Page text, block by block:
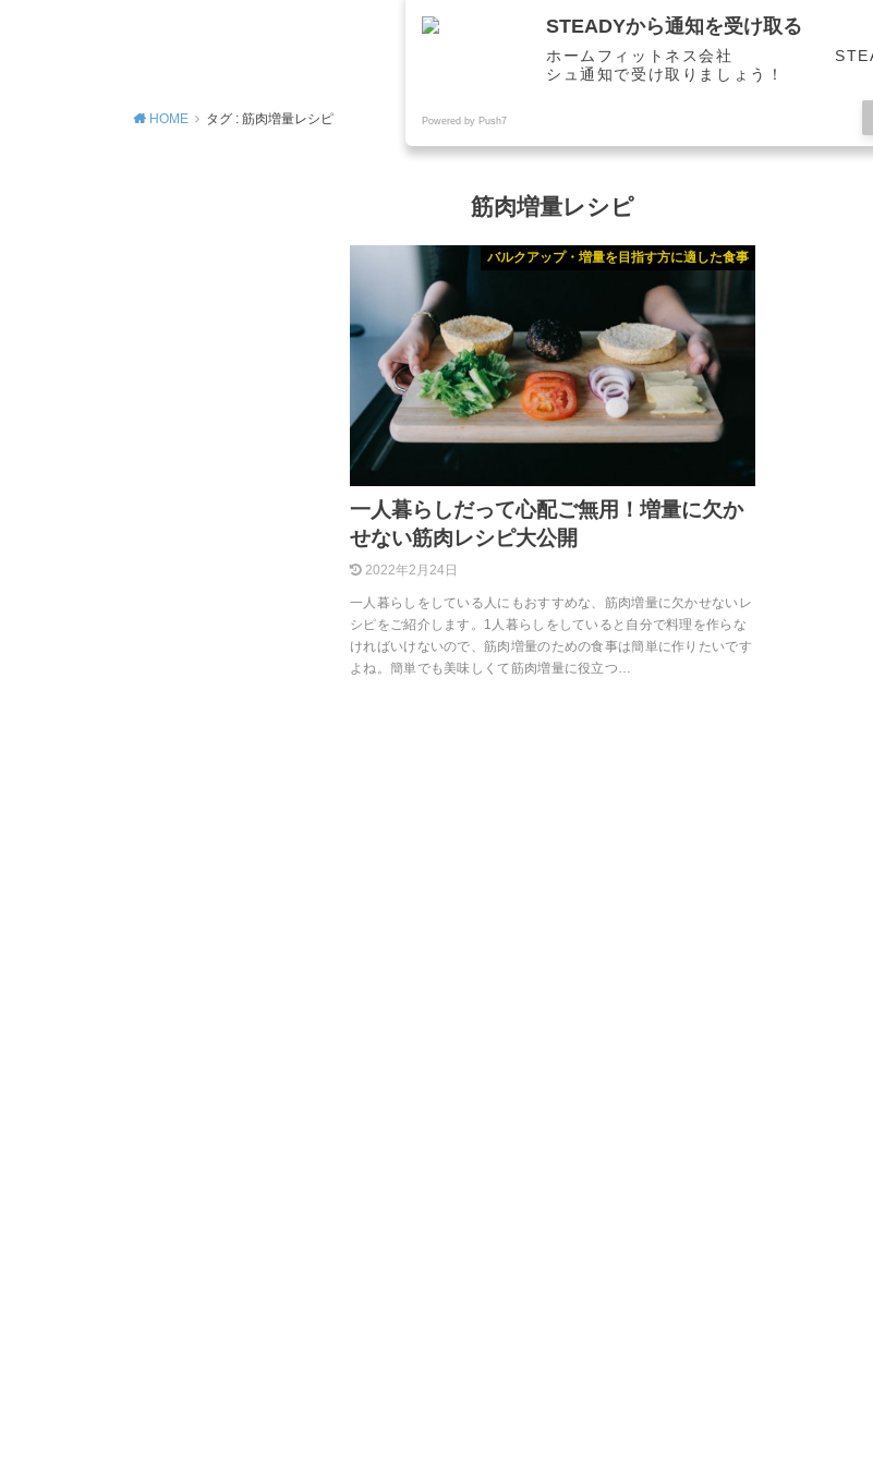
HOME タグ : 筋肉増量レシピ
筋肉増量レシピ
バルクアップ・増量を目指す方に適した食事
一人暮らしだって心配ご無用！増量に欠か
せない筋肉レシピ大公開
2022年2月24日
一人暮らしをしている人にもおすすめな、筋肉増量に欠かせないレ
シピをご紹介します。1人暮らしをしていると自分で料理を作らな
ければいけないので、筋肉増量のための食事は簡単に作りたいです
よね。簡単でも美味しくて筋肉増量に役立つ…
STEADYから通知を受け取る
ホームフィットネス会社
シュ通知で受け取りましょう！
Powered by Push7